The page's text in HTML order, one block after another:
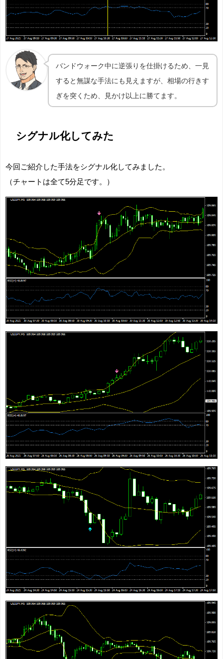
バンドウォーク中に逆張りを仕掛けるため、一見
すると無謀な手法にも見えますが、相場の行きす
ぎを突くため、見かけ以上に勝てます。
シグナル化してみた
今回ご紹介した手法をシグナル化してみました。
（チャートは全て5分足です。）